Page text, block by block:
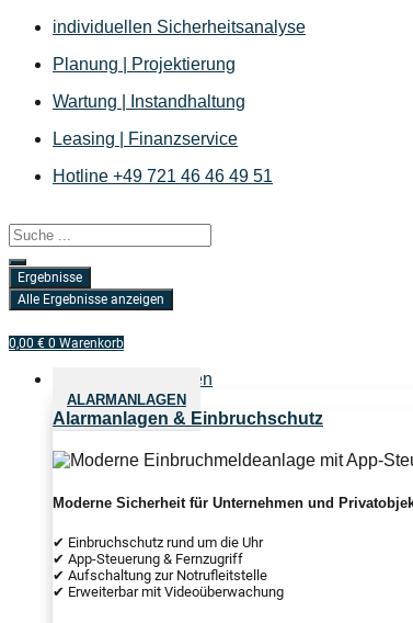
Zum
springen
individuellen Sicherheitsanalyse
Planung | Projektierung
Wartung | Instandhaltung
Leasing | Finanzservice
Hotline +49 721 46 46 49 51
Search
...
Ergebnisse
Alle Ergebnisse anzeigen
0,00 € 0 Warenkorb
Sicherheitslösungen
ALARMANLAGEN
Alarmanlagen & Einbruchschutz
Moderne Sicherheit für Unternehmen und
✔ Einbruchschutz rund um die Uhr
✔ App-Steuerung & Fernzugriff
✔ Aufschaltung zur Notrufleitstelle
✔ Erweiterbar mit Videoüberwachung